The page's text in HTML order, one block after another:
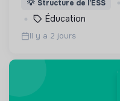
leur entrée à l'école à
💡 Structure de l’ESS
Éducation
Il y a 2 jours